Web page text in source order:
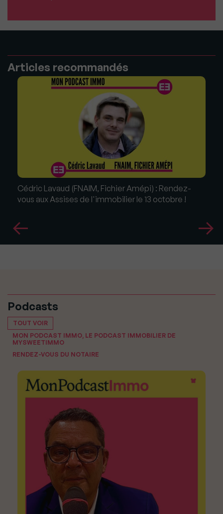
Articles recommandés
Cédric Lavaud (FNAIM, Fichier Amépi) : Rendez-
vous aux Assises de l'immobilier le 13 octobre !
Podcasts
TOUT VOIR
MON PODCAST IMMO, LE PODCAST IMMOBILIER DE
MYSWEETIMMO
RENDEZ-VOUS DU NOTAIRE